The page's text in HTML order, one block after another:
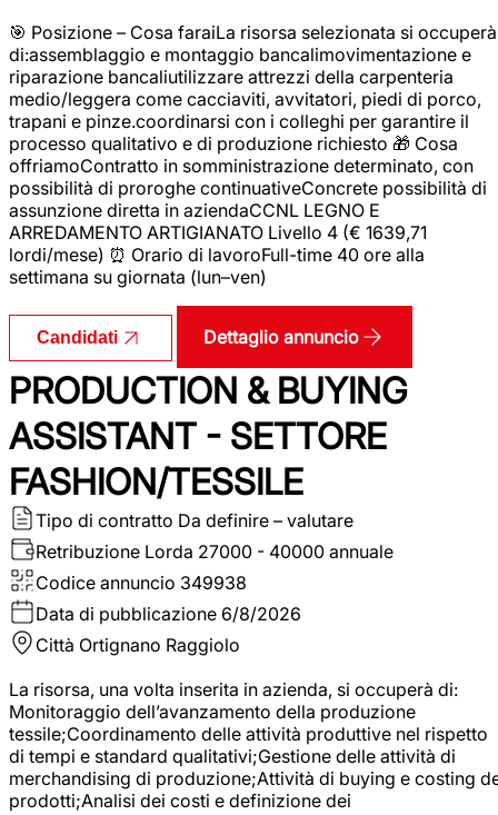
🎯 Posizione – Cosa faraiLa risorsa selezionata si occuperà
di:assemblaggio e montaggio bancalimovimentazione e
riparazione bancaliutilizzare attrezzi della carpenteria
medio/leggera come cacciaviti, avvitatori, piedi di porco,
trapani e pinze.coordinarsi con i colleghi per garantire il
processo qualitativo e di produzione richiesto 🎁 Cosa
offriamoContratto in somministrazione determinato, con
possibilità di proroghe continuativeConcrete possibilità di
assunzione diretta in aziendaCCNL LEGNO E
ARREDAMENTO ARTIGIANATO Livello 4 (€ 1639,71
lordi/mese) ⏰ Orario di lavoroFull-time 40 ore alla
settimana su giornata (lun–ven)
Candidati Dettaglio annuncio
PRODUCTION & BUYING
ASSISTANT - SETTORE
FASHION/TESSILE
Tipo di contratto Da definire – valutare
Retribuzione Lorda 27000 - 40000 annuale
Codice annuncio 349938
Data di pubblicazione 6/8/2026
Città Ortignano Raggiolo
La risorsa, una volta inserita in azienda, si occuperà di:
Monitoraggio dell’avanzamento della produzione
tessile;Coordinamento delle attività produttive nel rispetto
di tempi e standard qualitativi;Gestione delle attività di
merchandising di produzione;Attività di buying e costing
prodotti;Analisi dei costi e definizione dei